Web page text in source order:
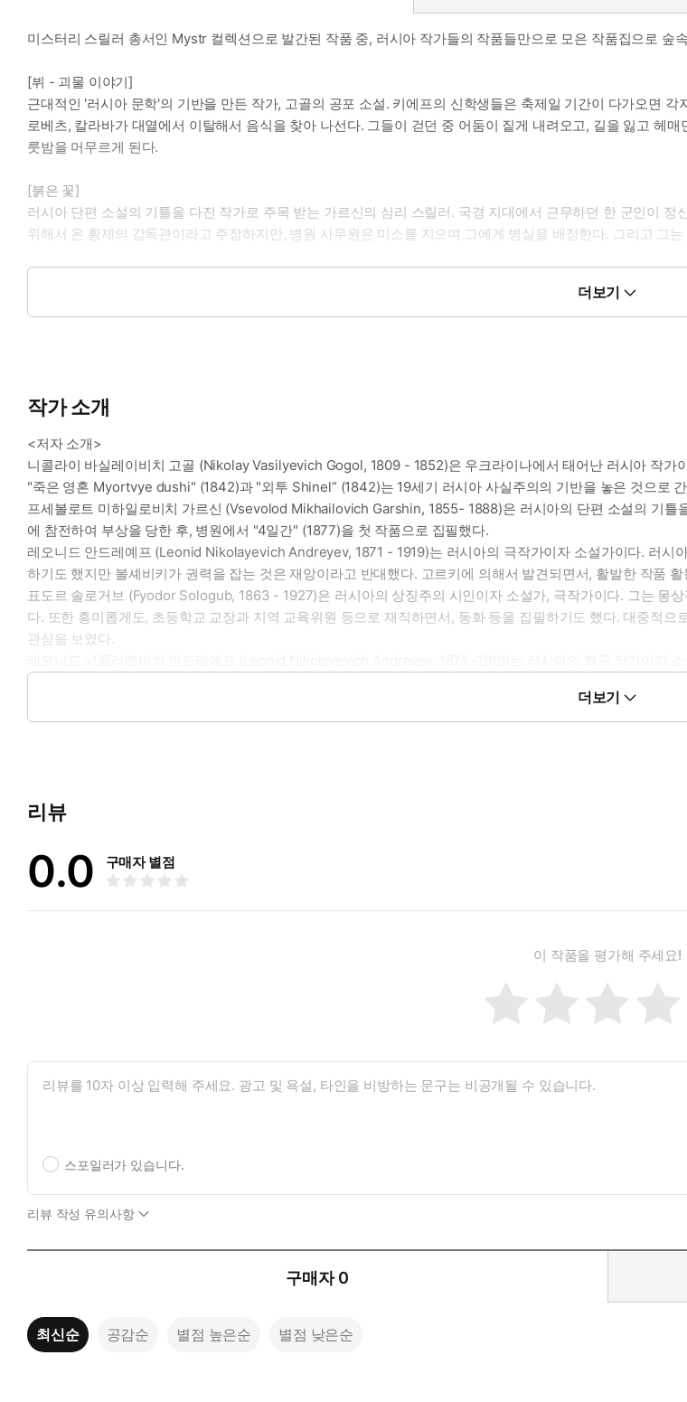
미스터리 스릴러 총서인 Mystr 컬렉션으로 발간된 작품 중, 러시아 작가들의 작품들만으로 모은 작품집으로 숲
[뷔 - 괴물 이야기]
근대적인 '러시아 문학'의 기반을 만든 작가, 고골의 공포 소설. 키에프의 신학생들은 축제일 기간이 다가오면
로베츠, 칼라바가 대열에서 이탈해서 음식을 찾아 나선다. 그들이 걷던 중 어둠이 짙게 내려오고, 길을 잃고 헤
룻밤을 머무르게 된다.
[붉은 꽃]
러시아 단편 소설의 기틀을 다진 작가로 주목 받는 가르신의 심리 스릴러. 국경 지대에서 근무하던 한 군인이
위해서 온 황제의 감독관이라고 주장하지만, 병원 사무원은 미소를 지으며 그에게 병실을 배정한다. 그리고 그
극복하기 힘든 공포와 고통을 겪은 후 살아남은 인간에 대한 아름답고 아픈 단편 소설. 종교나 기적이 아닌 인
형제였다. 그가 병에 걸려서 죽었는데, 예수가 그를 다시 살아나게 했다는 기적이 성경에 나온다. 이 소설은, 죽
인될 정도의 애정을 보인다. 그녀와 아이가 즐겨하는 놀이는 숨바꼭질.
[붉은 웃음]
정확한 시간과 공간을 알 수 없는 20세기 초반의 전쟁터이다. 주인공은 러시아군 장교로 전쟁에 참전해서 끊임
경험한다. 주인공이 잠시 방문한 정신병원에는 전쟁의 충격과 공포에 정신이 무너져 버린 사람들이 가득 하고,
[대령의 성냥]
현대 단편 소설의 아버지, 안톤 체호프의 실력이 제대로 드러난 단편 추리 소설. 최근 이혼한 퇴역 대령이 실종
성냥이 몇 개비 놓여 있다. 장화 한 짝이 침대 옆에 떨어져 있고, 나머지 한 짝은 정원에서 발견된다. 대령의 주변
[카드의 여왕]
카드 게임이라는 소재 속에서, 탐욕과 갈망, 음모, 범죄 등 인간 욕망의 다양한 층위를 탐구하는 소설. 러시아 기
한 모험가로부터 전수된 그 비밀을 가지고, 그 늙은 백작 부인은 파리에서 유명한 도박꾼들에게서 돈을 따내기
서, 백작 부인의 시녀에게 의도적으로 접근한다. 그리고 아무도 없는 사이, 마침내 늙은 백작 부인의 침실로 숨어
더보기
작가 소개
<저자 소개>
니콜라이 바실레이비치 고골 (Nikolay Vasilyevich Gogol, 1809 - 1852)은 우크라이나에서 태어난 러시아 작
"죽은 영혼 Myortvye dushi" (1842)과 "외투 Shinel” (1842)는 19세기 러시아 사실주의의 기반을 놓은 것으로
프세볼로트 미하일로비치 가르신 (Vsevolod Mikhailovich Garshin, 1855- 1888)은 러시아의 단편 소설의 기
에 참전하여 부상을 당한 후, 병원에서 "4일간" (1877)을 첫 작품으로 집필했다.
레오니드 안드레예프 (Leonid Nikolayevich Andreyev, 1871 - 1919)는 러시아의 극작가이자 소설가이다. 러시
하기도 했지만 볼셰비키가 권력을 잡는 것은 재앙이라고 반대했다. 고르키에 의해서 발견되면서, 활발한 작품
표도르 솔로거브 (Fyodor Sologub, 1863 - 1927)은 러시아의 상징주의 시인이자 소설가, 극작가이다. 그는 몽
다. 또한 흥미롭게도, 초등학교 교장과 지역 교육위원 등으로 재직하면서, 동화 등을 집필하기도 했다. 대중적
관심을 보였다.
안톤 페블로비치 체호프 (Anton Pavlovich Chekhov, 1860 - 1904)는 19세기 러시아 작가이다. 체호프는 현대
다.
2014년, 활동을 시작한 TR 클럽의 구성원은 인문학과 공학 등을 전공한 전문 직업인들로, 모두 5년 이상의 유학
각자의 삶의 영역을 가지고 있으나, 자신이 관심을 가진 도서와 컨텐츠가 국내에서도 널리 읽히기를 바라는 마음
더보기
리뷰
0.0 구매자 별점
이 작품을 평가해 주세요!
스포일러가 있습니다.
리뷰 작성 유의사항
구매자 0
최신순 공감순 별점 높은순 별점 낮은순